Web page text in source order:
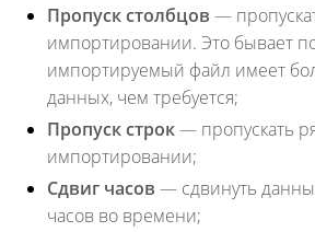
Пропуск столбцов —
импортировании. Это бывает
импортируемый файл имеет
данных, чем требуется;
Пропуск строк— пропускать
импортировании;
Сдвиг часов — сдвинуть
часов во времени;